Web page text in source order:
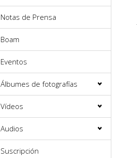
Notas de Prensa
Boam
Eventos
Álbumes de fotografías
Vídeos
Audios
Suscripción